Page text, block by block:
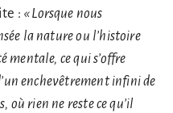
: « Lorsque nous
la nature ou l’histoire
ce qui s’offre
enchevêtrement infini de
où rien ne reste ce qu’il